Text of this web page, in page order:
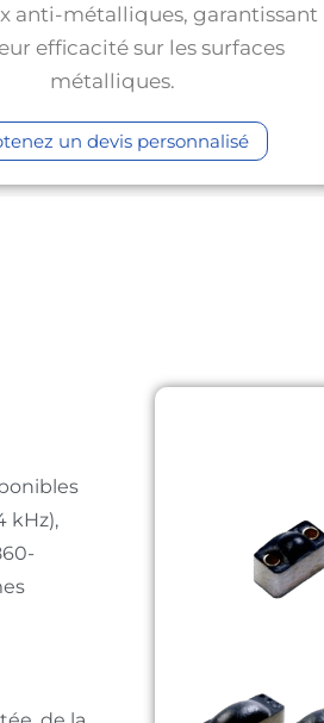
anti-métalliques, garantissant
efficacité sur les surfaces
métalliques.
un devis personnalisé
kHz),